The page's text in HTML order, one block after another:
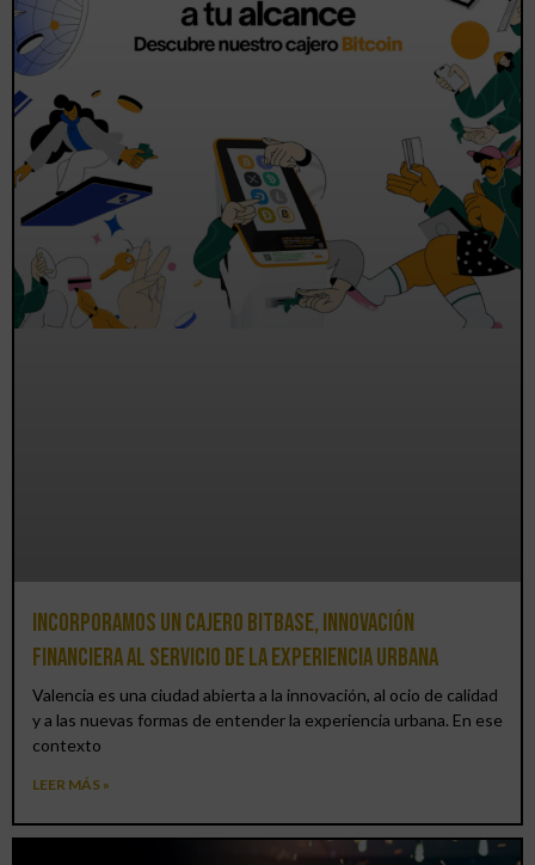
Incorporamos un cajero BitBase, innovación
financiera al servicio de la experiencia urbana
Valencia es una ciudad abierta a la innovación, al ocio de calidad
y a las nuevas formas de entender la experiencia urbana. En ese
contexto
LEER MÁS »